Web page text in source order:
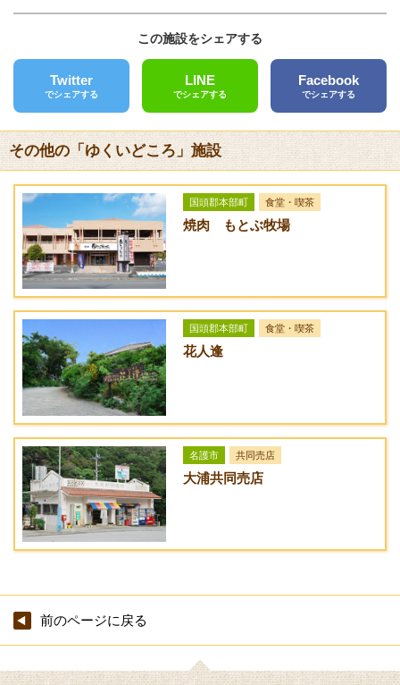
木曜日・日曜日・GW・年末年始 ※年末年始以外の休日につい
ても、電話での予約のみ相談に応じます。
0980-53-6701
クレジットカード
[未対応]
バリアフリー
[未対応]
送迎サービス
[なし]
URL
アクセス方法
沖縄自動車道・許田インターから国道58号線へ入り、辺戸岬方
面へ北上。名護漁港入口の城1丁目交差点を右折し、県道71号
線に入る。2.5km程進むと高架橋が見え、左手に大北オートガ
ス・丸金交通があるので、その向かいへ右折する。150m程道
なりに進むと右手にある。サンエー・V21いさがわ食品館の裏
手になります。
キ付
1,200円
フーチバーヒラヤー
チー
300円
手作りケーキ 300円
コーヒー 400円
紅茶 400円
ローゼルハーブティ
ー
400円
グリーンティー 400円
※メニュー、及び料金は予告なく変更する場合があります。詳
しくは施設へお問い合わせください。
この施設をシェアする
Twitter
でシェアする
LINE
でシェアする
Facebook
でシェアする
その他の「ゆくいどころ」施設
国頭郡本部町 食堂・喫茶
焼肉 もとぶ牧場
国頭郡本部町 食堂・喫茶
花人逢
名護市 共同売店
大浦共同売店
前のページに戻る